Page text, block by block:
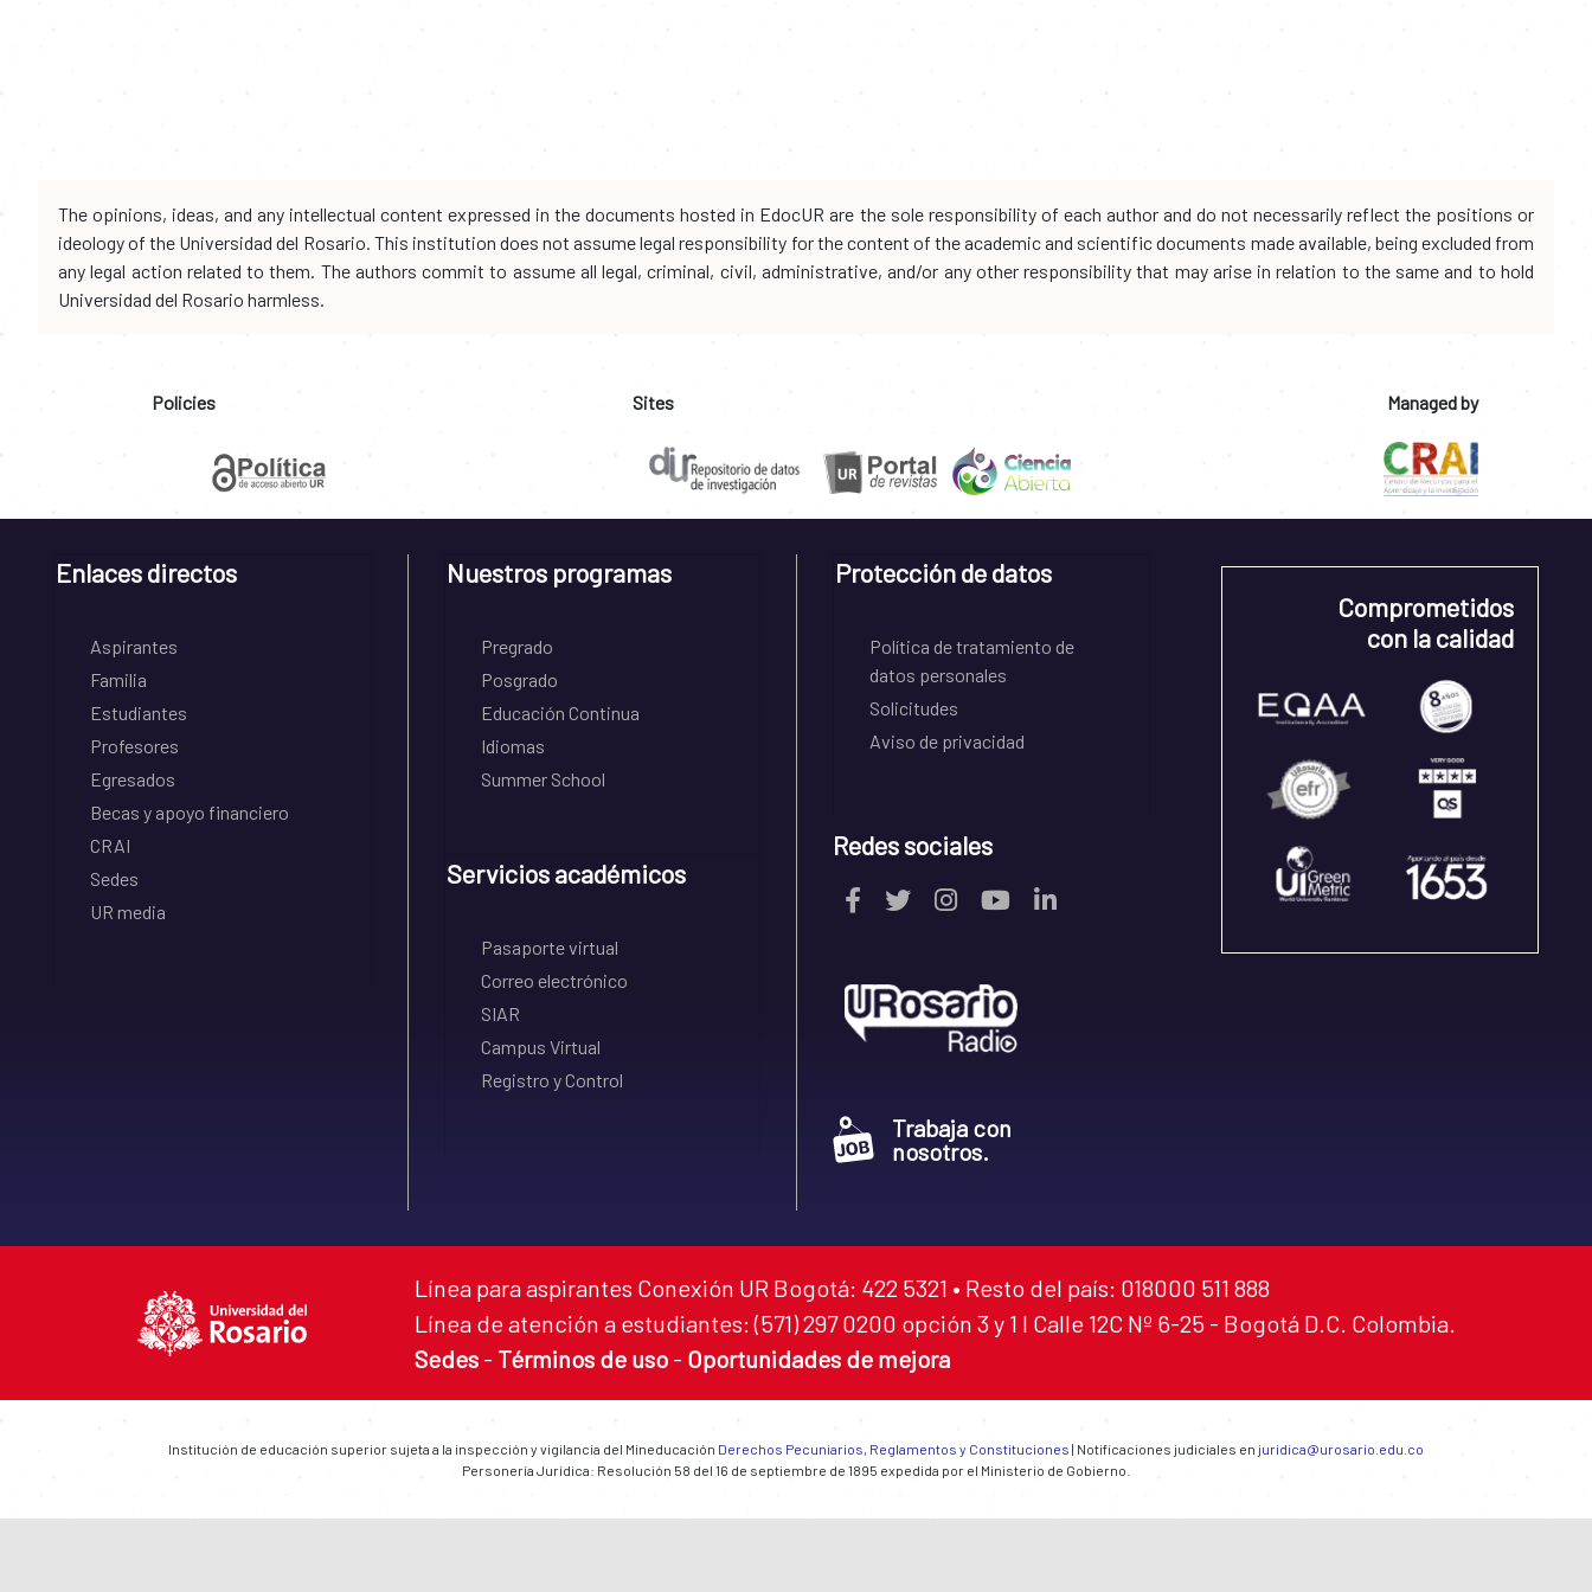
The opinions, ideas, and any intellectual content expressed in the documents hosted in EdocUR are the sole responsibility of each author and do not necessarily reflect the positions or
ideology of the Universidad del Rosario. This institution does not assume legal responsibility for the content of the academic and scientific documents made available, being excluded from
any legal action related to them. The authors commit to assume all legal, criminal, civil, administrative, and/or any other responsibility that may arise in relation to the same and to hold
Universidad del Rosario harmless.
Policies Sites Managed by
Enlaces directos
Aspirantes
Familia
Estudiantes
Profesores
Egresados
Becas y apoyo financiero
CRAI
Sedes
UR media
Nuestros programas
Pregrado
Posgrado
Educación Continua
Idiomas
Summer School
Servicios académicos
Pasaporte virtual
Correo electrónico
SIAR
Campus Virtual
Registro y Control
Protección de datos
Política de tratamiento de
datos personales
Solicitudes
Aviso de privacidad
Redes sociales
Trabaja con
nosotros.
Comprometidos
con la calidad
Línea para aspirantes Conexión UR Bogotá: 422 5321 • Resto del país: 018000 511 888
Línea de atención a estudiantes: (571) 297 0200 opción 3 y 1 I Calle 12C Nº 6-25 - Bogotá D.C. Colombia.
Sedes - Términos de uso - Oportunidades de mejora
Institución de educación superior sujeta a la inspección y vigilancia del Mineducación Derechos Pecuniarios, Reglamentos y Constituciones | Notificaciones judiciales en juridica@urosario.edu.co
Personería Jurídica: Resolución 58 del 16 de septiembre de 1895 expedida por el Ministerio de Gobierno.